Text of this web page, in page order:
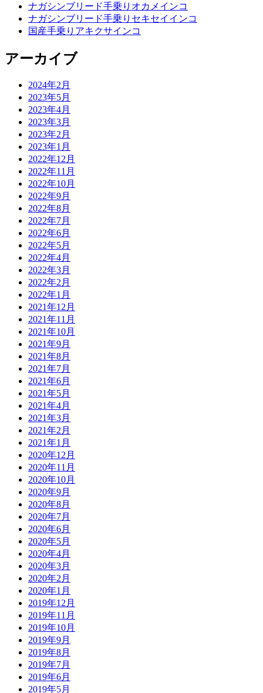
ナガシンブリード手乗りオカメインコ
ナガシンブリード手乗りセキセイインコ
国産手乗りアキクサインコ
アーカイブ
2024年2月
2023年5月
2023年4月
2023年3月
2023年2月
2023年1月
2022年12月
2022年11月
2022年10月
2022年9月
2022年8月
2022年7月
2022年6月
2022年5月
2022年4月
2022年3月
2022年2月
2022年1月
2021年12月
2021年11月
2021年10月
2021年9月
2021年8月
2021年7月
2021年6月
2021年5月
2021年4月
2021年3月
2021年2月
2021年1月
2020年12月
2020年11月
2020年10月
2020年9月
2020年8月
2020年7月
2020年6月
2020年5月
2020年4月
2020年3月
2020年2月
2020年1月
2019年12月
2019年11月
2019年10月
2019年9月
2019年8月
2019年7月
2019年6月
2019年5月